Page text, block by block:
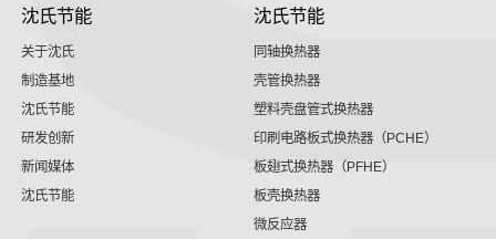
沈氏节能
关于沈氏
制造基地
沈氏节能
研发创新
新闻媒体
沈氏节能
沈氏节能
同轴换热器
壳管换热器
塑料壳盘管式换热器
印刷电路板式换热器（PCHE）
板翅式换热器（PFHE）
板壳换热器
微反应器